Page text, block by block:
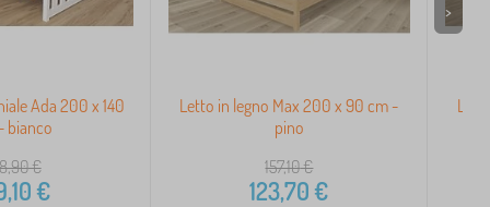
Ada 200 x 140
bianco
€
€
Letto in legno Max 200 x 90 cm -
pino
157,10€
123,70€
>